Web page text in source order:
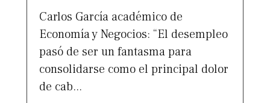
Carlos García académico de
Economía y Negocios: “El desempleo
pasó de ser un fantasma para
consolidarse como el principal dolor
de cab...